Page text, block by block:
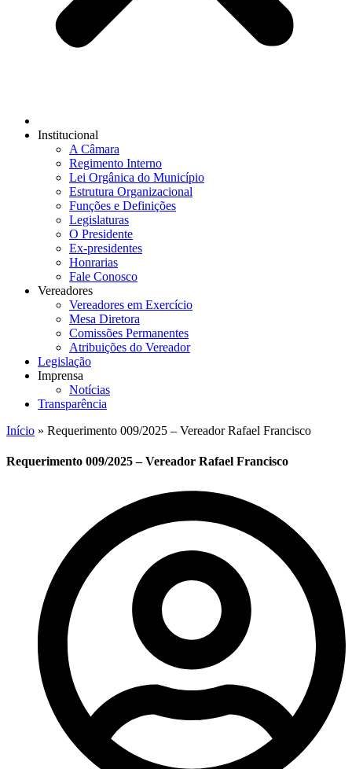
Institucional
A Câmara
Regimento Interno
Lei Orgânica do Município
Estrutura Organizacional
Funções e Definições
Legislaturas
O Presidente
Ex-presidentes
Honrarias
Fale Conosco
Vereadores
Vereadores em Exercício
Mesa Diretora
Comissões Permanentes
Atribuições do Vereador
Legislação
Imprensa
Notícias
Transparência
Início » Requerimento 009/2025 – Vereador Rafael Francisco
Requerimento 009/2025 – Vereador Rafael Francisco